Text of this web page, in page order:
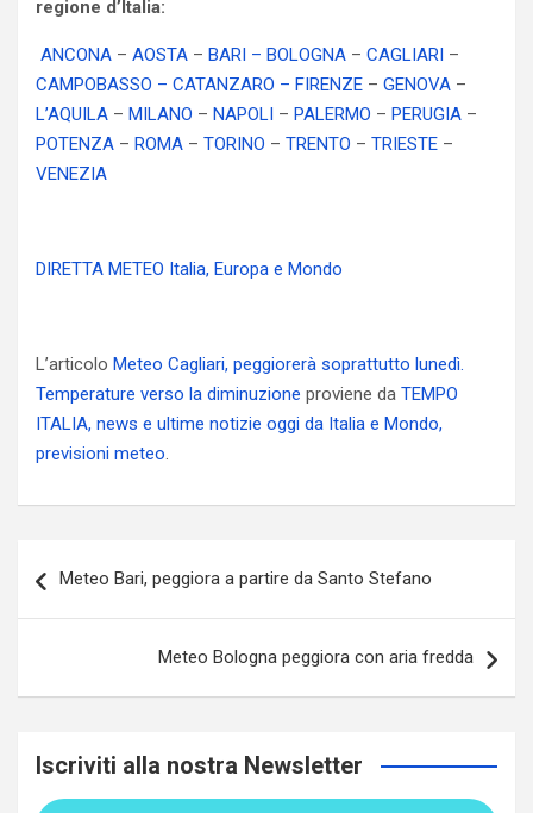
regione d’Italia:
ANCONA – AOSTA – BARI – BOLOGNA – CAGLIARI –
CAMPOBASSO – CATANZARO – FIRENZE – GENOVA –
L’AQUILA – MILANO – NAPOLI – PALERMO – PERUGIA –
POTENZA – ROMA – TORINO – TRENTO – TRIESTE –
VENEZIA
DIRETTA METEO Italia, Europa e Mondo
L’articolo Meteo Cagliari, peggiorerà soprattutto lunedì.
Temperature verso la diminuzione proviene da TEMPO
ITALIA, news e ultime notizie oggi da Italia e Mondo,
previsioni meteo.
articoli
Meteo Bari, peggiora a partire da Santo Stefano
Meteo Bologna peggiora con aria fredda
Iscriviti alla nostra Newsletter